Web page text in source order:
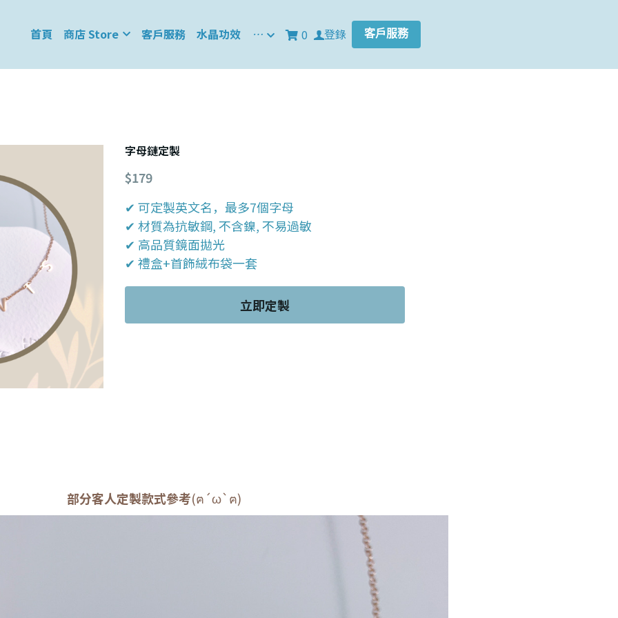
首頁 商店 Store 客戶服務 水晶功效 … 0 登錄 客戶服務
字母鏈定製
$179
✔ 可定製英文名，最多7個字母
✔ 材質為抗敏鋼, 不含鎳, 不易過敏
✔ 高品質鏡面拋光
✔ 禮盒+首飾絨布袋一套
立即定製
部分客人定製款式參考(ฅ´ω`ฅ)